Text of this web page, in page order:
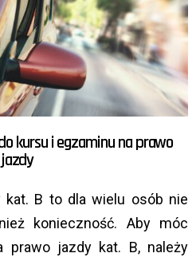
kursu i egzaminu na prawo
jazdy
kat. B to dla wielu osób nie
konieczność. Aby móc
prawo jazdy kat. B, należy